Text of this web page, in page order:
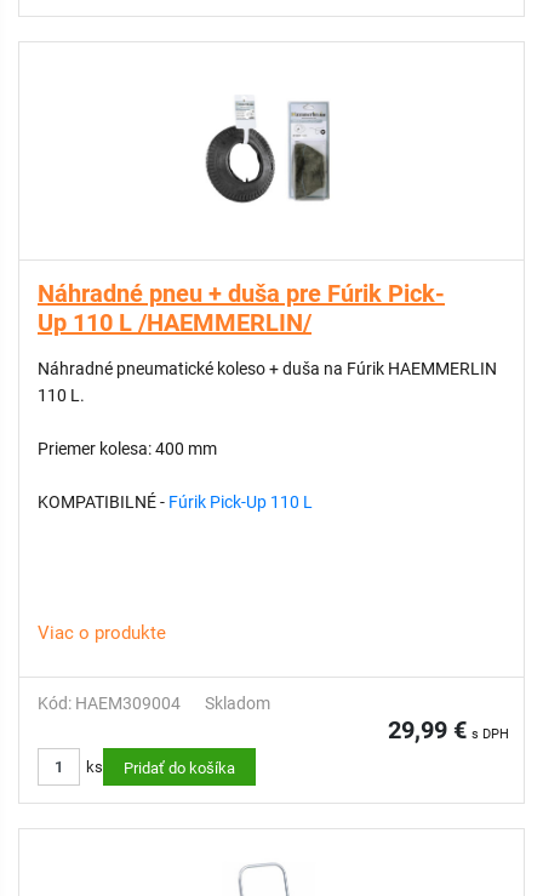
Náhradné pneu + duša pre Fúrik Pick-
Up 110 L /HAEMMERLIN/
Náhradné pneumatické koleso + duša na Fúrik HAEMMERLIN
110 L.
Priemer kolesa: 400 mm
KOMPATIBILNÉ - Fúrik Pick-Up 110 L
Viac o produkte
Kód: HAEM309004 Skladom
29,99 € s DPH
ks Pridať do košíka